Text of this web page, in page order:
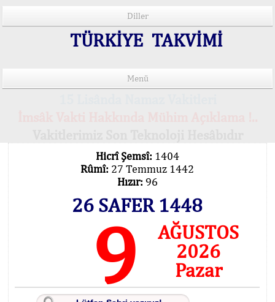
Diller
TÜRKİYE TAKVİMİ
Menü
Hicrî Şemsî: 1404
Rûmî: 27 Temmuz 1442
Hızır: 96
26 SAFER 1448
9
AĞUSTOS
2026
Pazar